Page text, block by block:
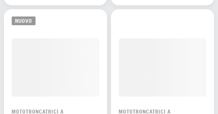
NUOVO
MOTOTRONCATRICI A
MOTOTRONCATRICI A